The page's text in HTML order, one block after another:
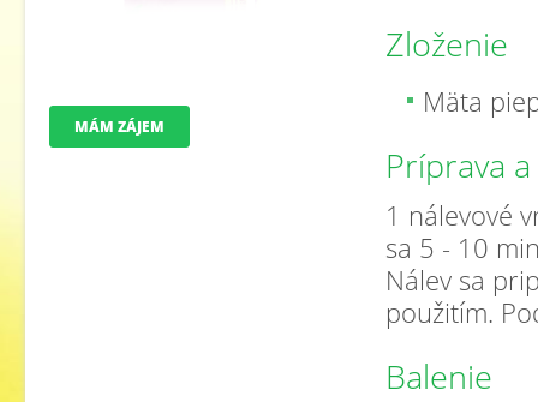
Zloženie
Mäta
Príprava
1 nálevové
sa 5 - 10
Nálev sa
použitím.
Balenie
MÁM ZÁJEM